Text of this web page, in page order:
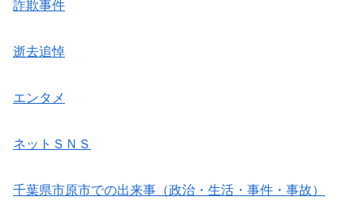
詐欺事件
逝去追悼
エンタメ
ネットＳＮＳ
千葉県市原市での出来事（政治・生活・事件・事故）